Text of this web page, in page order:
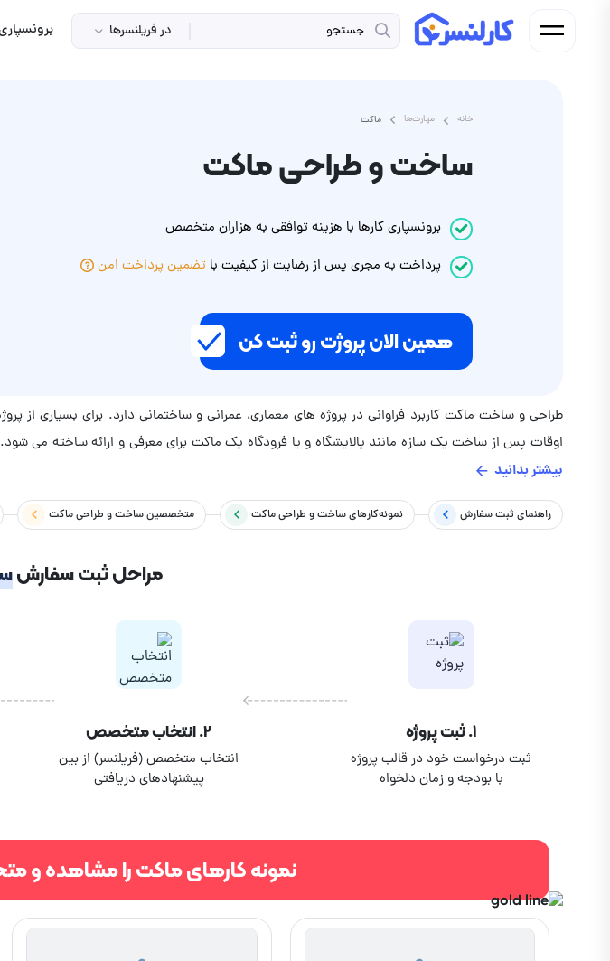
در فریلنسرها
خانه مهارت‌ها ماکت
ساخت و طراحی ماکت
برونسپاری کارها با هزینه توافقی به هزاران متخصص
پرداخت به مجری پس از رضایت از کیفیت با تضمین پرداخت امن
همین الان پروژت رو ثبت کن
طراحی و ساخت ماکت کاربرد فراوانی در پروژه های معماری، عمرانی و ساختمانی دارد. برای بسیاری
اوقات پس از ساخت یک سازه مانند پالایشگاه و یا فرودگاه یک ماکت برای معرفی و ارائه ساخته می
ماکت توسط مقوا با استفاده پرینتر سه بعدی اجرا می شود. طراحی ماکت معماری تاثیر فراوانی در حرفه
ثبت نمایید.
بیشتر بدانید
راهنمای ثبت سفارش نمونه‌کارهایساخت و طراحی ماکت متخصصینساخت و طراحی ماکت
مراحل ثبت سفارش
۱. ثبت پروژه
ثبت درخواست خود در قالب پروژه
با بودجه و زمان دلخواه
۲. انتخاب متخصص
انتخاب متخصص (فریلنسر) از بین
پیشنهادهای دریافتی
نمونه کارهای ماکت را مشاهده و